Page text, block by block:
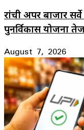
रांची अपर बाजार
पुनर्विकास योजना
August 7, 2026